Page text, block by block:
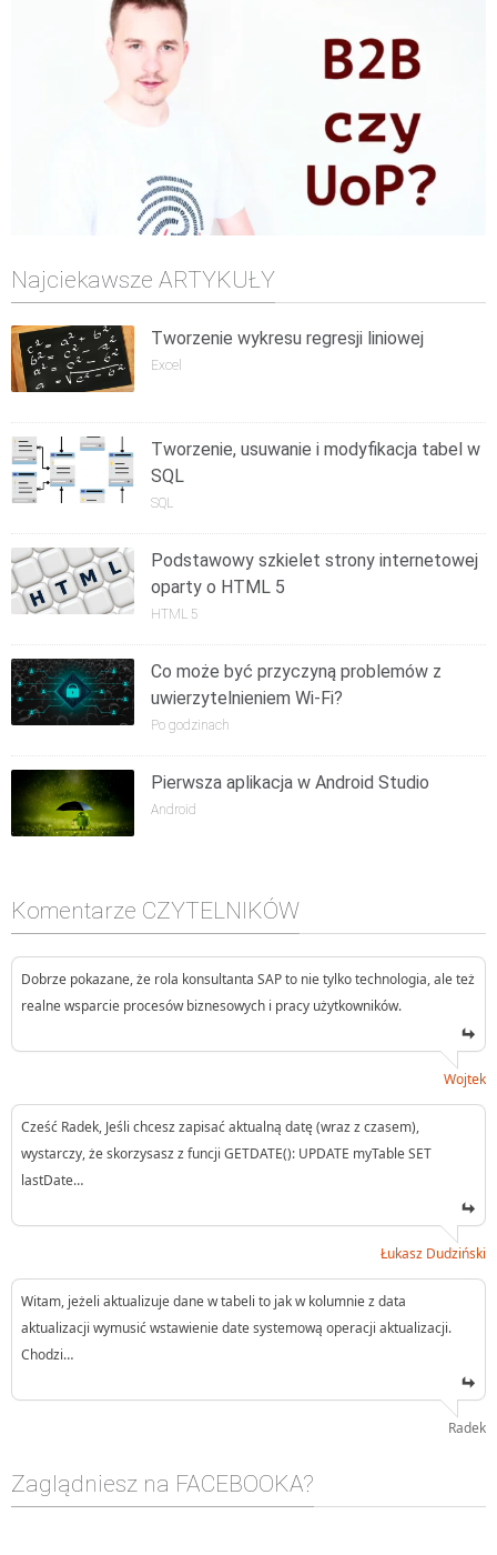
Najciekawsze ARTYKUŁY
Tworzenie wykresu regresji liniowej
Excel
Tworzenie, usuwanie i modyfikacja tabel w
SQL
SQL
Podstawowy szkielet strony internetowej
oparty o HTML 5
HTML 5
Co może być przyczyną problemów z
uwierzytelnieniem Wi-Fi?
Po godzinach
Pierwsza aplikacja w Android Studio
Android
Komentarze CZYTELNIKÓW
Dobrze pokazane, że rola konsultanta SAP to nie tylko technologia, ale też
realne wsparcie procesów biznesowych i pracy użytkowników.
Wojtek
Cześć Radek, Jeśli chcesz zapisać aktualną datę (wraz z czasem),
wystarczy, że skorzysasz z funcji GETDATE(): UPDATE myTable SET
lastDate…
Łukasz Dudziński
Witam, jeżeli aktualizuje dane w tabeli to jak w kolumnie z data
aktualizacji wymusić wstawienie date systemową operacji aktualizacji.
Chodzi…
Radek
Zaglądniesz na FACEBOOKA?